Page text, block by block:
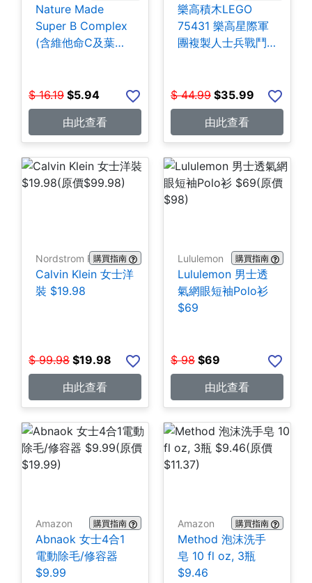
Nature Made
Super B Complex
(含維他命C及葉酸)
$ 16.19 $5.94
由此查看
樂高積木LEGO
75431 樂高星際軍
團複製人士兵戰鬥
$ 44.99 $35.99
由此查看
Nordstrom Rack購買指南
Calvin Klein 女士洋
裝 $19.98
$ 99.98 $19.98
由此查看
Lululemon 購買指南
Lululemon 男士透
氣網眼短袖Polo衫
$69
$ 98 $69
由此查看
Amazon 購買指南
Abnaok 女士4合1
電動除毛/修容器
$9.99
Amazon 購買指南
Method 泡沫洗手
皂 10 fl oz, 3瓶
$9.46